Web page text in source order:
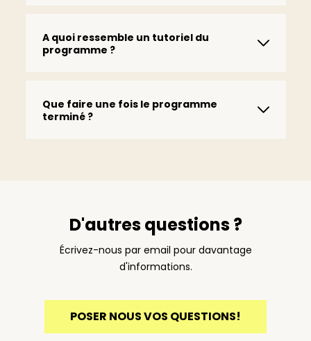
A quoi ressemble un tutoriel du
programme ?
Que faire une fois le programme
terminé ?
D'autres questions ?
Écrivez-nous par email pour davantage
d'informations.
POSER NOUS VOS QUESTIONS!